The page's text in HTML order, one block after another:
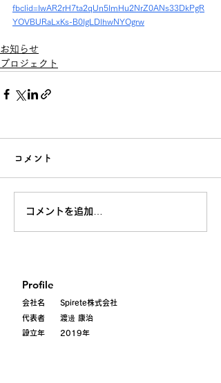
fbclid=IwAR2rH7ta2qUn5ImHu2NrZ0ANs33DkPgR
YOVBURaLxKs-B0IgLDlhwNYOgrw
お知らせ
プロジェクト
コメント
コメントを追加…
Profile
会社名 Spirete株式会社
代表者 渡邊 康治
設立年 2019年